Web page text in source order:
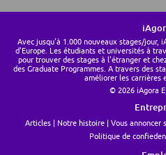
Avec jusqu'à 1.000 nouveaux stages/jour,
d'Europe. Les étudiants et universités à
pour trouver des stages à l'étranger et
des Graduate Programmes. A travers des
améliorer les carrières
© 2026 iAgora
Articles Notre histoire Vous annoncer
Politique de